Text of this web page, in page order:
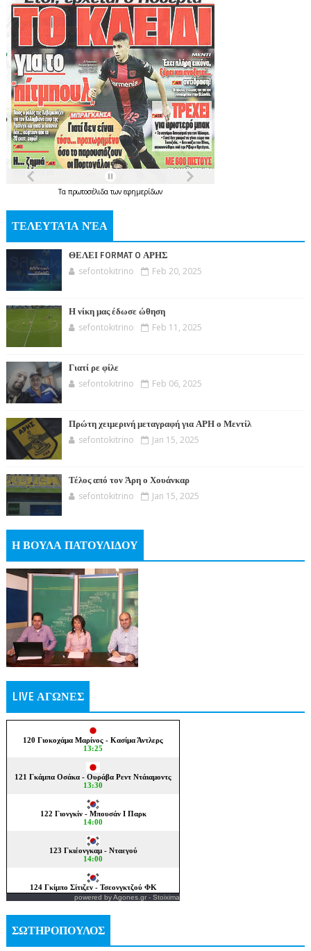
Τα πρωτοσέλιδατων εφημερίδων
ΤΕΛΕΥΤΑΊΑ ΝΈΑ
ΘΕΛΕΙ FORMAT O ΑΡΗΣ
sefontokitrino Feb 20, 2025
Η νίκη μας έδωσε ώθηση
sefontokitrino Feb 11, 2025
Γιατί ρε φίλε
sefontokitrino Feb 06, 2025
Πρώτη χειμερινή μεταγραφή για ΑΡΗ ο Μεντίλ
sefontokitrino Jan 15, 2025
Τέλος από τον Άρη ο Χουάνκαρ
sefontokitrino Jan 15, 2025
Η ΒΟΥΛΑ ΠΑΤΟΥΛΙΔΟΥ
LIVE ΑΓΩΝΕΣ
powered byAgones.gr- Stoixima
ΣΩΤΗΡΟΠΟΥΛΟΣ